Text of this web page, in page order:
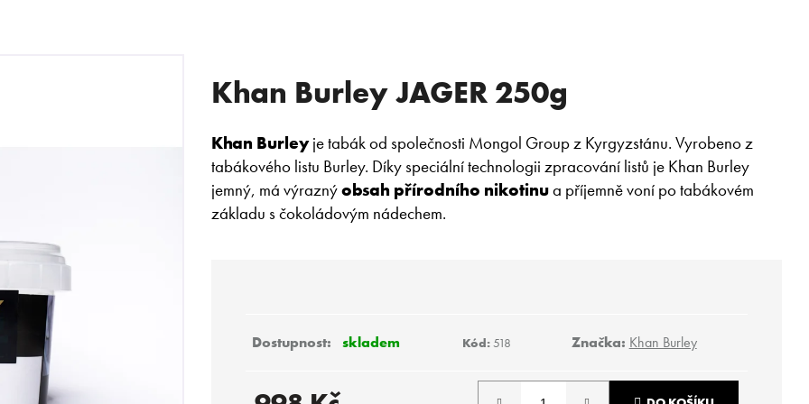
Khan Burley JAGER 250g
Khan Burleyje tabák od společnosti Mongol Group z Kyrgyzstánu. Vyrobeno z
tabákového listu Burley. Díky speciální technologii zpracování listů je Khan Burley
jemný, má výraznýobsah přírodního nikotinua příjemně voní po tabákovém
základu s čokoládovým nádechem.
skladem Kód:518 Značka: Khan Burley
POTŘEBUJETE NAJÍT?
Doporučujeme